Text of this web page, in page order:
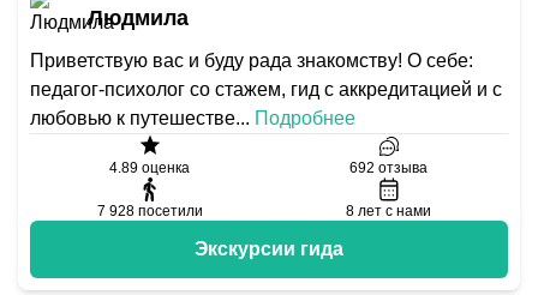
Людмила
Приветствую вас и буду рада знакомству! О себе:
педагог-психолог со стажем, гид с аккредитацией и с
любовью к путешестве... Подробнее
4.89 оценка 692 отзыва
7 928 посетили 8 лет с нами
Экскурсии гида